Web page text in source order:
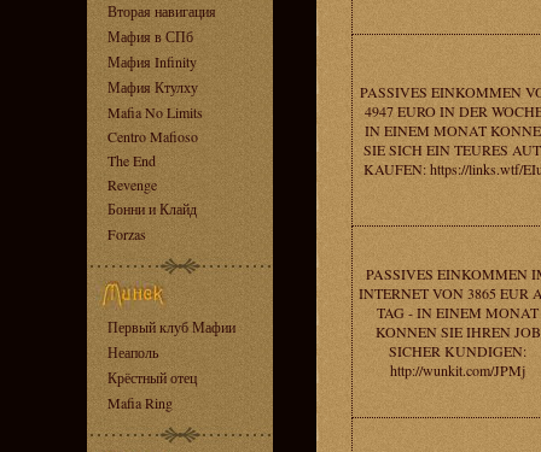
Вторая навигация
Мафия в СПб
Мафия Infinity
Мафия Ктулху
Mafia No Limits
Centro Mafioso
The End
Revenge
Бонни и Клайд
Forzas
Первый клуб Мафии
Неаполь
Крёстный отец
Mafia Ring
PASSIVES EINKOMMEN
4947 EURO IN DER
IN EINEM MONAT
SIE SICH EIN TEURES
KAUFEN: https://links.wtf/
PASSIVES EINKOMMEN
INTERNET VON 3865 EUR
TAG - IN EINEM MONAT
KONNEN SIE IHREN JOB
SICHER KUNDIGEN:
http://wunkit.com/JPMj